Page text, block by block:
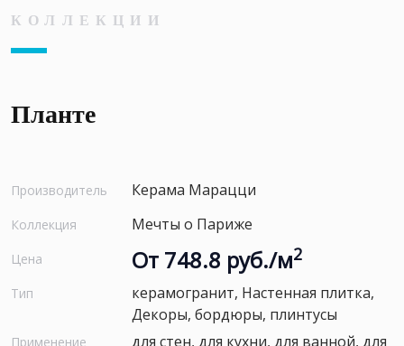
КОЛЛЕКЦИИ
Планте
Производитель Керама Марацци
Коллекция Мечты о Париже
Цена От 748.8 руб./м2
Тип
керамогранит, Настенная плитка,
Декоры, бордюры, плинтусы
Применение
для стен, для кухни, для ванной, для